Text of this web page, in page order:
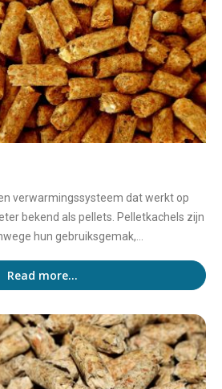
verwarmingssysteem dat werkt op
bekend als pellets. Pelletkachels zijn
hun gebruiksgemak,...
Read more...